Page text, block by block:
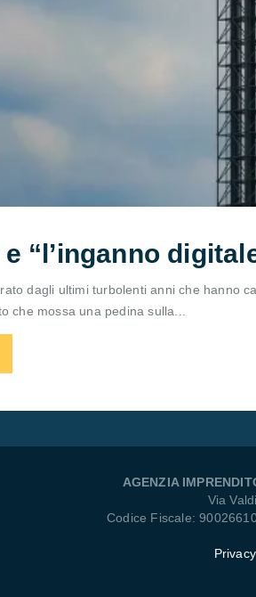
“l’inganno
dagli ultimi turbolenti anni che hanno
che mossa una pedina sulla...
AGENZIA
Via
Codice Fiscale: